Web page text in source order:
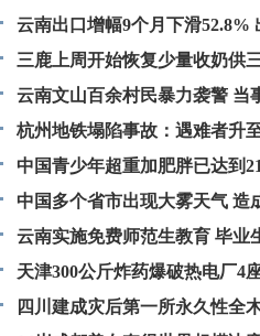
云南出口增幅9个月下滑52.8%
三鹿上周开始恢复少量收奶供
云南文山百余村民暴力袭警 当
杭州地铁塌陷事故：遇难者升
中国青少年超重加肥胖已达到
中国多个省市出现大雾天气 造
云南实施免费师范生教育 毕业
天津300公斤炸药爆破热电厂4
四川建成灾后第一所永久性全